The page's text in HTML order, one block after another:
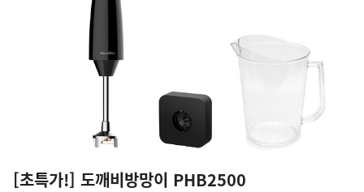
[초특가!] 도깨비방망이 PHB2500